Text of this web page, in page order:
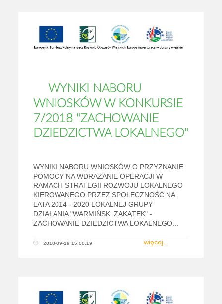
WYNIKI NABORU
WNIOSKÓW W KONKURSIE
7/2018 "ZACHOWANIE
DZIEDZICTWA LOKALNEGO"
WYNIKI NABORU WNIOSKÓW O PRZYZNANIE
POMOCY NA WDRAŻANIE OPERACJI W
RAMACH STRATEGII ROZWOJU LOKALNEGO
KIEROWANEGO PRZEZ SPOŁECZNOŚĆ NA
LATA 2014 - 2020 LOKALNEJ GRUPY
DZIAŁANIA "WARMIŃSKI ZAKĄTEK" -
ZACHOWANIE DZIEDZICTWA LOKALNEGO...
więcej...
2018-09-19 15:08:19